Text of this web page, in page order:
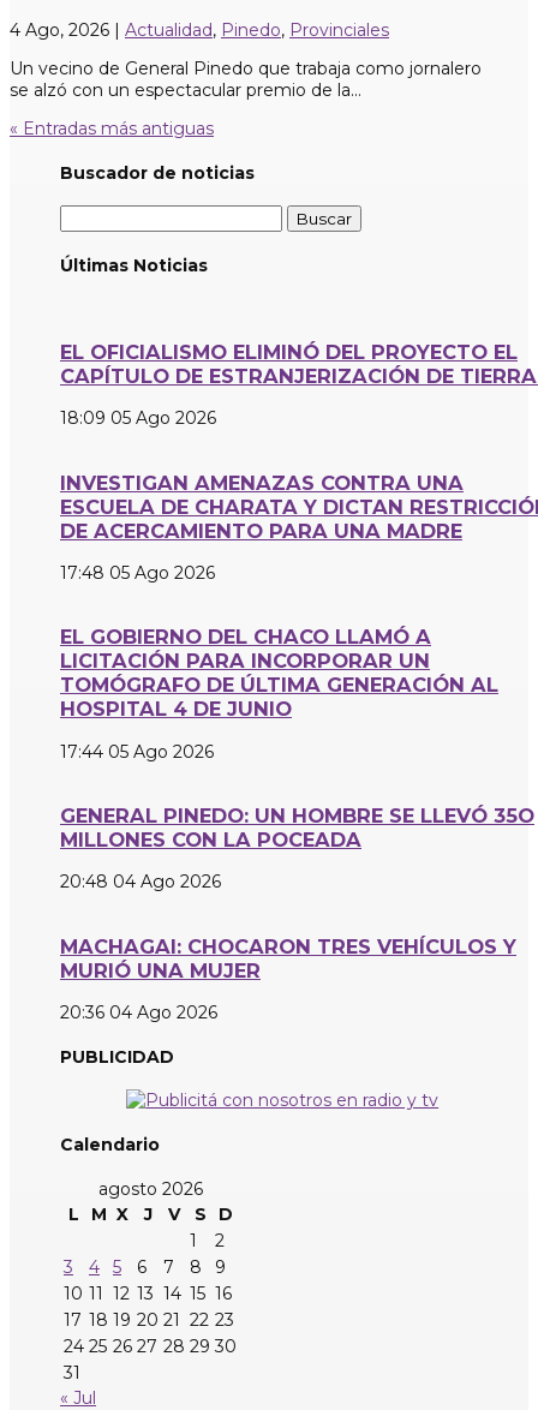
4 Ago, 2026 | Actualidad, Pinedo, Provinciales
Un vecino de General Pinedo que trabaja como jornalero
se alzó con un espectacular premio de la...
« Entradas más antiguas
Buscador de noticias
Últimas Noticias
EL OFICIALISMO ELIMINÓ DEL PROYECTO EL
CAPÍTULO DE ESTRANJERIZACIÓN DE
18:09 05 Ago 2026
INVESTIGAN AMENAZAS CONTRA UNA
ESCUELA DE CHARATA Y DICTAN
DE ACERCAMIENTO PARA UNA MADRE
17:48 05 Ago 2026
EL GOBIERNO DEL CHACO LLAMÓ A
LICITACIÓN PARA INCORPORAR UN
TOMÓGRAFO DE ÚLTIMA GENERACIÓN AL
HOSPITAL 4 DE JUNIO
17:44 05 Ago 2026
GENERAL PINEDO: UN HOMBRE SE LLEVÓ 35O
MILLONES CON LA POCEADA
20:48 04 Ago 2026
MACHAGAI: CHOCARON TRES VEHÍCULOS Y
MURIÓ UNA MUJER
20:36 04 Ago 2026
PUBLICIDAD
Calendario
agosto 2026
L
M X J V S
D
1
2
3
4 5 6 7 8
9
10 11 12 13 14 15 16
17 18 19 20 21 22 23
24 25 26 27 28 29 30
31
« Jul